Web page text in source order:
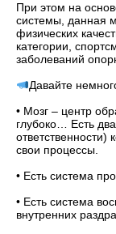
При этом на
системы, данная
физических
категории,
заболеваний
Давайте
• Мозг – центр
глубоко… Есть
ответственности)
свои процессы.
• Есть система
• Есть система
внутренних